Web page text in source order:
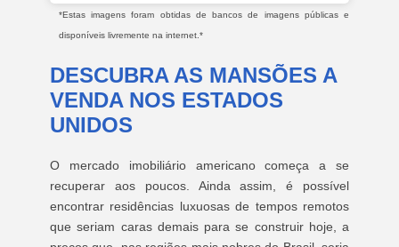
*Estas imagens foram obtidas de bancos de imagens públicas e
disponíveis livremente na internet.*
DESCUBRA AS MANSÕES A
VENDA NOS ESTADOS
UNIDOS
O mercado imobiliário americano começa a se
recuperar aos poucos. Ainda assim, é possível
encontrar residências luxuosas de tempos remotos
que seriam caras demais para se construir hoje, a